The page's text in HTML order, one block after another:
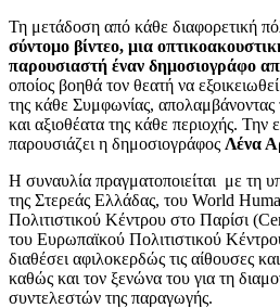
Τη μετάδοση από κάθε διαφορετική
σύντομο βίντεο, μια
παρουσιαστή έναν δημοσιογράφο
οποίος βοηθά τον θεατή να
της κάθε Συμφωνίας, απολαμβάνοντας
και αξιοθέατα της κάθε περιοχής. Την
παρουσιάζει η δημοσιογράφος Λένα
Η συναυλία πραγματοποιείται με τη
της Στερεάς Ελλάδας, του World
Πολιτιστικού Κέντρου στο Παρίσι
του Ευρωπαϊκού Πολιτιστικού
διαθέσει αφιλοκερδώς τις αίθουσες
καθώς και τον ξενώνα του για τη
συντελεστών της παραγωγής.